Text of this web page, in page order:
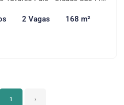
2 Vagas 168 m²
1 ›